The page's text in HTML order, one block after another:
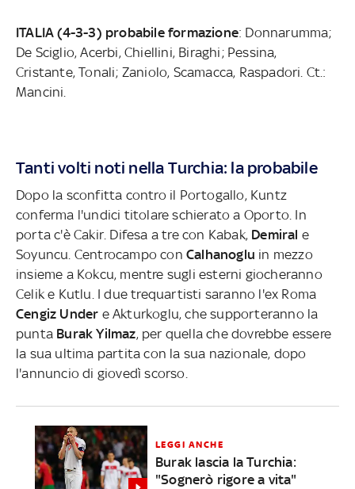
ITALIA (4-3-3) probabile formazione: Donnarumma;
De Sciglio, Acerbi, Chiellini, Biraghi; Pessina,
Cristante, Tonali; Zaniolo, Scamacca, Raspadori. Ct.:
Mancini.
Tanti volti noti nella Turchia: la probabile
Dopo la sconfitta contro il Portogallo, Kuntz
conferma l'undici titolare schierato a Oporto. In
porta c'è Cakir. Difesa a tre con Kabak, Demiral e
Soyuncu. Centrocampo con Calhanoglu in mezzo
insieme a Kokcu, mentre sugli esterni giocheranno
Celik e Kutlu. I due trequartisti saranno l'ex Roma
Cengiz Under e Akturkoglu, che supporteranno la
punta Burak Yilmaz, per quella che dovrebbe essere
la sua ultima partita con la sua nazionale, dopo
l'annuncio di giovedì scorso.
LEGGI ANCHE
Burak lascia la Turchia:
"Sognerò rigore a vita"